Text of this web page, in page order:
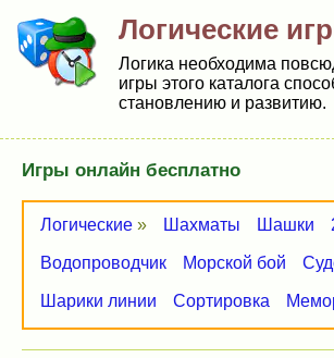
Логические
Логика необходима
игры этого каталога
становлению и развитию.
Игры онлайн бесплатно
Логические » Шахматы Шашки
Водопроводчик Морской бой
Шарики линии Сортировка